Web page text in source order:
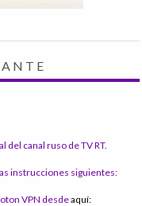
canal ruso de TV RT.
instrucciones siguientes:
VPN desdeaquí: